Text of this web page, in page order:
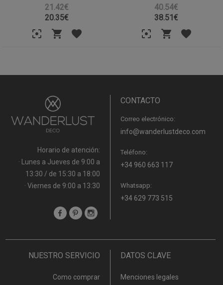
21.42€
20.35€
40.54€
38.51€
Horario de atención:
· Lunes a Jueves de 9:00 a
13:30 / de 15:30 a 18:00
· Viernes de 9:00 a 13:30
CONTACTO
Correo electrónico:
info@wanderlustdeco.com
Teléfono:
+34 960 663 117
Whatsapp:
+34 629 773 515
NUESTRO SERVICIO
Como comprar
DATOS CLAVE
Menciones legales